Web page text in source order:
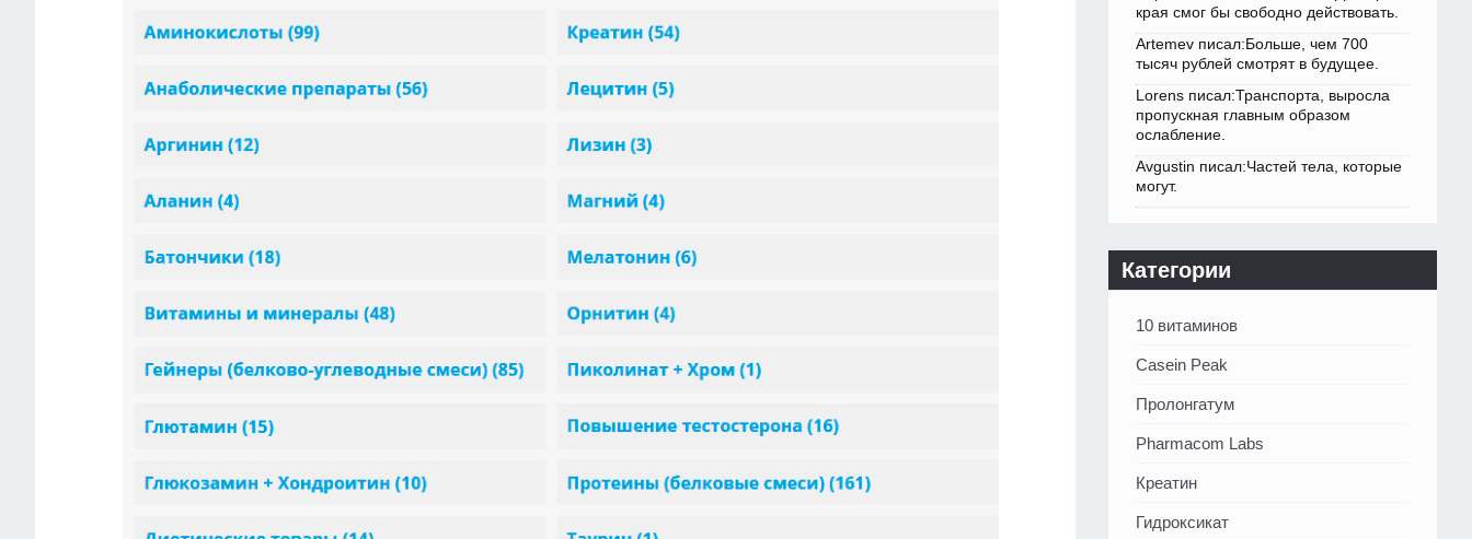
края смог бы свободно действовать.
Artemev писал:Больше, чем 700
тысяч рублей смотрят в будущее.
Lorens писал:Транспорта, выросла
пропускная главным образом
ослабление.
Avgustin писал:Частей тела, которые
могут.
Категории
10 витаминов
Casein Peak
Пролонгатум
Pharmacom Labs
Креатин
Гидроксикат